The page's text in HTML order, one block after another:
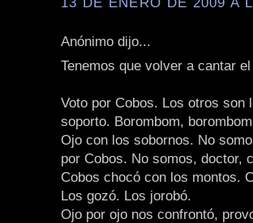
Anónimo dijo...
Tenemos que volver a cantar
Voto por Cobos. Los otros son
soporto. Borombom,
Ojo con los sobornos. No
por Cobos. No somos, doctor,
Cobos chocó con los montos.
Los gozó. Los jorobó.
Ojo por ojo nos confrontó,